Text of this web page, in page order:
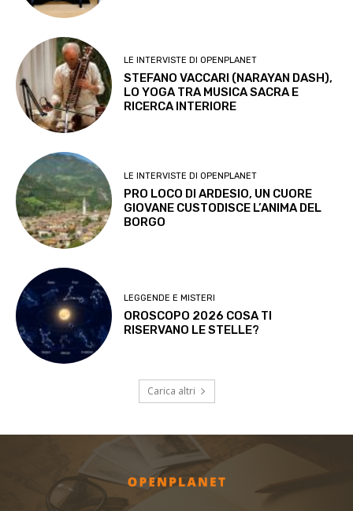
LE INTERVISTE DI OPENPLANET
STEFANO VACCARI (NARAYAN DASH),
LO YOGA TRA MUSICA SACRA E
RICERCA INTERIORE
LE INTERVISTE DI OPENPLANET
PRO LOCO DI ARDESIO, UN CUORE
GIOVANE CUSTODISCE L’ANIMA DEL
BORGO
LEGGENDE E MISTERI
OROSCOPO 2026 COSA TI
RISERVANO LE STELLE?
Carica altri